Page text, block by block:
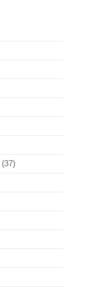
(37)